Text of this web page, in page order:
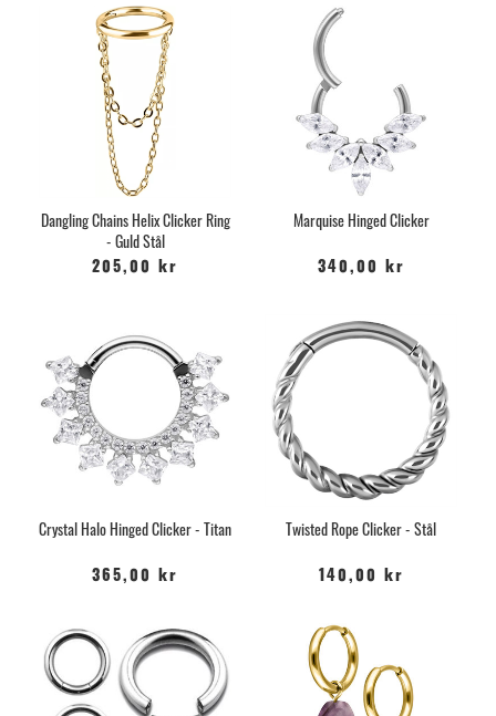
Dangling Chains Helix Clicker Ring
- Guld Stål
205,00 kr
Marquise Hinged Clicker
340,00 kr
Crystal Halo Hinged Clicker - Titan
365,00 kr
Twisted Rope Clicker - Stål
140,00 kr